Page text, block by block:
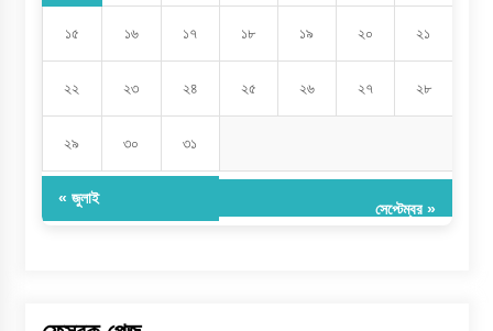
১৫ ১৬ ১৭ ১৮ ১৯ ২০ ২১
২২ ২৩ ২৪ ২৫ ২৬ ২৭ ২৮
২৯ ৩০ ৩১
« জুলাই
সেপ্টেম্বর »